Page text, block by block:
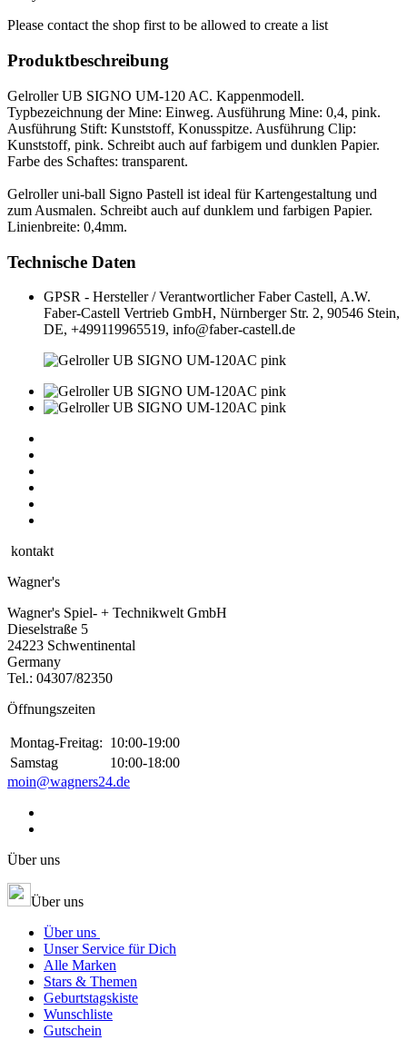
Please contact the shop first to be allowed to create a list
Produktbeschreibung
Gelroller UB SIGNO UM-120 AC. Kappenmodell.
Typbezeichnung der Mine: Einweg. Ausführung Mine: 0,4, pink.
Ausführung Stift: Kunststoff, Konusspitze. Ausführung Clip:
Kunststoff, pink. Schreibt auch auf farbigem und dunklen Papier.
Farbe des Schaftes: transparent.
Gelroller uni-ball Signo Pastell ist ideal für Kartengestaltung und
zum Ausmalen. Schreibt auch auf dunklem und farbigen Papier.
Linienbreite: 0,4mm.
Technische Daten
GPSR - Hersteller / Verantwortlicher Faber Castell, A.W.
Faber-Castell Vertrieb GmbH, Nürnberger Str. 2, 90546 Stein,
DE, +499119965519, info@faber-castell.de
kontakt
Wagner's
Wagner's Spiel- + Technikwelt GmbH
Dieselstraße 5
24223 Schwentinental
Germany
Tel.: 04307/82350
Öffnungszeiten
Montag-Freitag: 10:00-19:00
Samstag
10:00-18:00
moin@wagners24.de
Über uns
Über uns
Über uns
Unser Service für Dich
Alle Marken
Stars & Themen
Geburtstagskiste
Wunschliste
Gutschein